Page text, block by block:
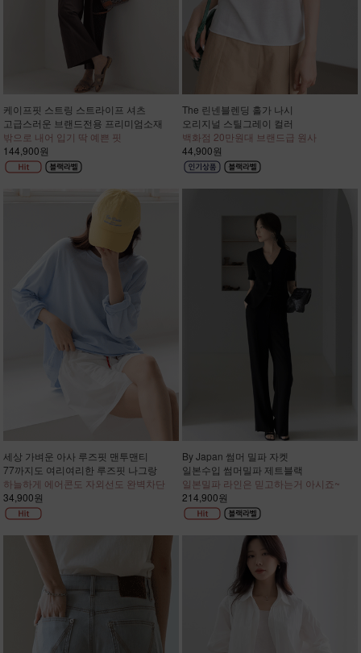
케이프핏 스트링 스트라이프 셔츠
고급스러운 브랜드전용 프리미엄소재
밖으로 내어 입기 딱 예쁜 핏
144,900원
The 린넨블렌딩 홀가 나시
오리지널 스틸그레이 컬러
백화점 20만원대 브랜드급 원사
44,900원
세상 가벼운 아사 루즈핏 맨투맨티
77까지도 여리여리한 루즈핏 나그랑
하늘하게 에어콘도 자외선도 완벽차단
34,900원
By Japan 썸머 밀파 자켓
일본수입 썸머밀파 제트블랙
일본밀파 라인은 믿고하는거 아시죠~
214,900원